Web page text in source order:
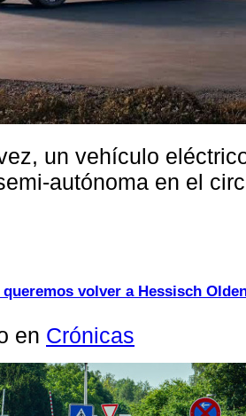
un vehículo
autónoma en el
volver a Hessisch
en Crónicas